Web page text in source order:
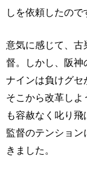
しを依頼したので
意気に感じて、古
督。しかし、阪神
ナインは負けグセ
そこから改革し
も容赦なく叱り
監督のテンショ
きました。